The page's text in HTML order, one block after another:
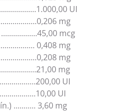
UI
mg
mcg
0,408 mg
mg
mg
UI
UI
........... 3,60 mg